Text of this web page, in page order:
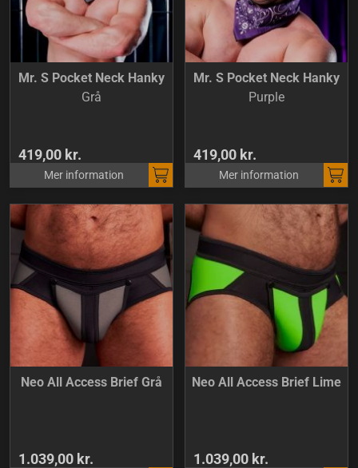
Mr. S Pocket Neck Hanky
Grå
419,00 kr.
Mer information
Mr. S Pocket Neck Hanky
Purple
419,00 kr.
Mer information
Neo All Access Brief Grå
1.039,00 kr.
Neo All Access Brief Lime
1.039,00 kr.